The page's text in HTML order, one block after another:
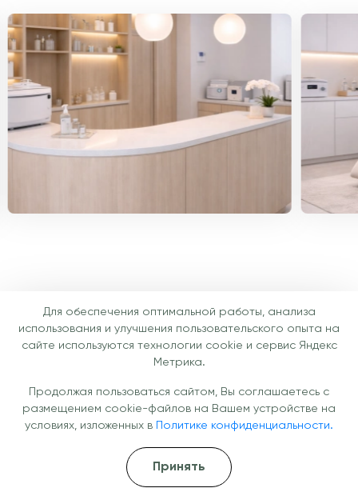
Готовы помочь вам уже сегодня!
Не откладывайте заботу о здоровье —
получите консультацию врача и подберите
подходящую капельницу под ваши задачи.
Перезвоним через
10 минут
Для обеспечения оптимальной работы, анализа
использования и улучшения пользовательского опыта на
сайте используются технологии cookie и сервис Яндекс
Метрика.
Продолжая пользоваться сайтом, Вы соглашаетесь с
размещением cookie-файлов на Вашем устройстве на
условиях, изложенных в
Политике конфиденциальности.
Принять